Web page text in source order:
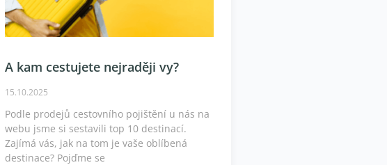
A kam cestujete nejraději vy?
15.10.2025
Podle prodejů cestovního pojištění u nás na
webu jsme si sestavili top 10 destinací.
Zajímá vás, jak na tom je vaše oblíbená
destinace? Pojďme se